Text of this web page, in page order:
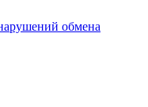
обмена